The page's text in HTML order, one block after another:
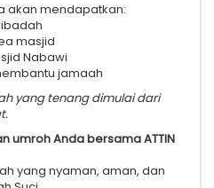
akan mendapatkan:
masjid
Nabawi
jamaah
yang tenang dimulai dari
umroh Anda bersama ATTIN
yang nyaman, aman, dan